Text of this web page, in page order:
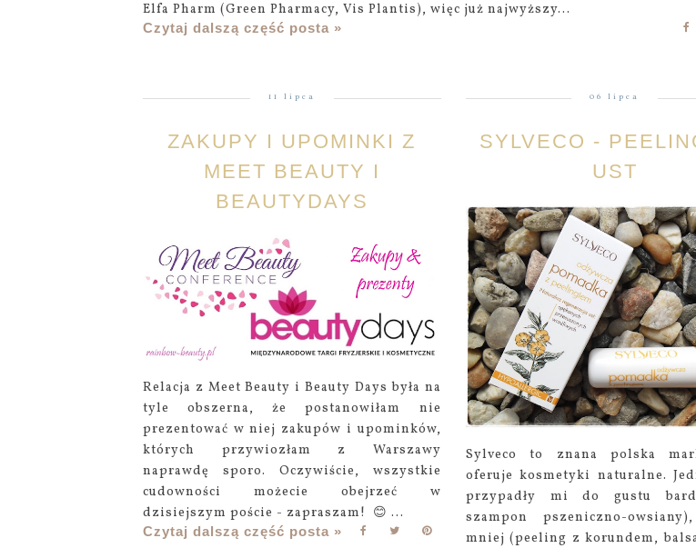
Elfa Pharm (Green Pharmacy, Vis Plantis), więc już najwyższy...
Czytaj dalszą część posta »
11 lipca
ZAKUPY I UPOMINKI Z
MEET BEAUTY I
BEAUTYDAYS
Relacja z Meet Beauty i Beauty Days była na
tyle obszerna, że postanowiłam nie
prezentować w niej zakupów i upominków,
których przywiozłam z Warszawy
naprawdę sporo. Oczywiście, wszystkie
cudowności możecie obejrzeć w
dzisiejszym poście - zapraszam! 😊 ...
Czytaj dalszą część posta »
06 lipca
SYLVECO -
UST
Sylveco to znana polska
oferuje kosmetyki naturalne.
przypadły mi do gustu
szampon pszeniczno-
mniej (peeling z korundem,